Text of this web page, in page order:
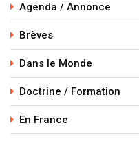
Agenda / Annonce
Brèves
Dans le Monde
Doctrine / Formation
En France